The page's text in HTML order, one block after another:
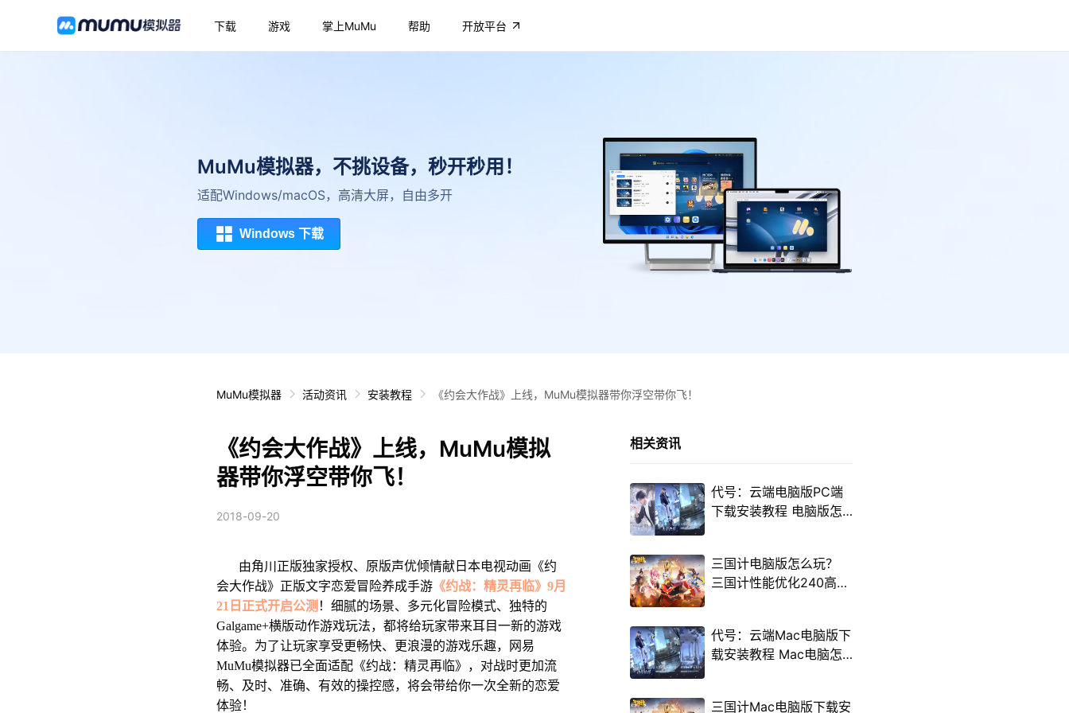
下载 游戏 掌上MuMu 帮助 开放平台
MuMu模拟器，不挑设备，秒开秒用！
适配Windows/macOS，高清大屏，自由多开
Windows 下载
MuMu模拟器 活动资讯 安装教程 《约会大作战》上线，MuMu模拟器带你浮空带你飞！
《约会大作战》上线，MuMu模拟
器带你浮空带你飞！
2018-09-20
由角川正版独家授权、原版声优倾情献日本电视动画《约
会大作战》正版文字恋爱冒险养成手游《约战：精灵再临》9月
21日正式开启公测 ！细腻的场景、多元化冒险模式、独特的
Galgame+横版动作游戏玩法，都将给玩家带来耳目一新的游戏
体验。为了让玩家享受更畅快、更浪漫的游戏乐趣，网易
MuMu模拟器已全面适配《约战：精灵再临》，对战时更加流
畅、及时、准确、有效的操控感，将会带给你一次全新的恋爱
体验！
相关资讯
代号：云端电脑版PC端
下载安装教程 电脑版怎
三国计电脑版怎么玩？
三国计性能优化240高帧
代号：云端Mac电脑版下
载安装教程 Mac电脑怎
三国计Mac电脑版下载安